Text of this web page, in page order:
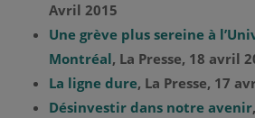
Avril 2015
Une grève plus sereine à
Montréal, La Presse, 18 avril
La ligne dure, La Presse, 17
Désinvestir dans notre avenir